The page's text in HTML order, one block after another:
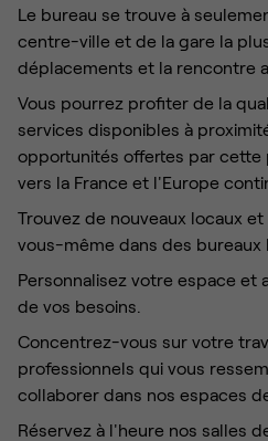
Le bureau se trouve à
centre-ville et de la gare la
déplacements et la rencontre
Vous pourrez profiter de la
services disponibles à
opportunités offertes par cette
vers la France et l'Europe
Trouvez de nouveaux locaux
vous-même dans des bureaux
Personnalisez votre espace et
de vos besoins.
Concentrez-vous sur votre
professionnels qui vous
collaborer dans nos espaces
Réservez à l'heure nos salles